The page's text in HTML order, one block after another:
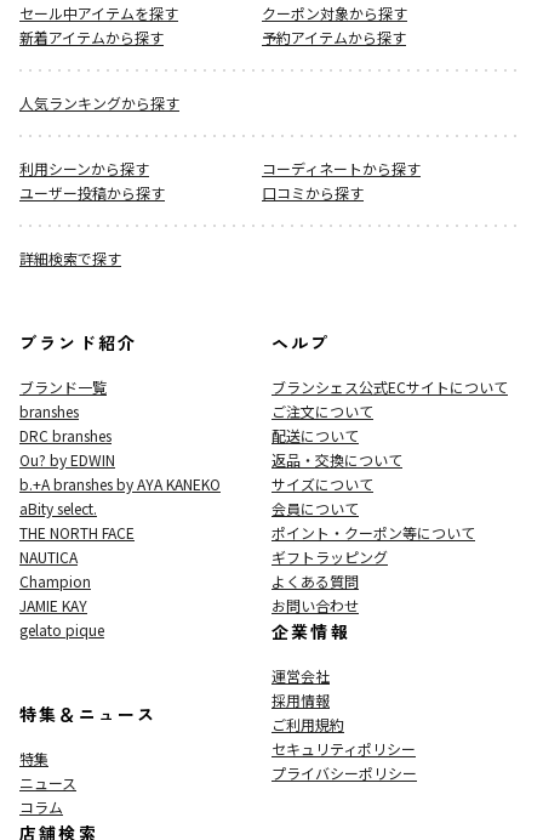
セール中アイテムを探す
クーポン対象から探す
新着アイテムから探す
予約アイテムから探す
人気ランキングから探す
利用シーンから探す
コーディネートから探す
ユーザー投稿から探す
口コミから探す
詳細検索で探す
ブランド紹介
ブランド一覧
branshes
DRC branshes
Ou? by EDWIN
b.+A branshes by AYA KANEKO
aBity select.
THE NORTH FACE
NAUTICA
Champion
JAMIE KAY
gelato pique
特集＆ニュース
特集
ニュース
コラム
店舗検索
ヘルプ
ブランシェス公式ECサイトについて
ご注文について
配送について
返品・交換について
サイズについて
会員について
ポイント・クーポン等について
ギフトラッピング
よくある質問
お問い合わせ
企業情報
運営会社
採用情報
ご利用規約
セキュリティポリシー
プライバシーポリシー